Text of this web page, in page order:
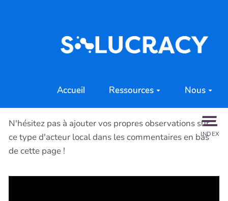
Accueil Ressources Nous
INDEX
N'hésitez pas à ajouter vos propres observations sur
ce type d'acteur local dans les commentaires en bas
de cette page !